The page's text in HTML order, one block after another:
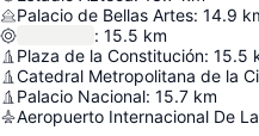
Palacio de Bellas Artes: 14.9
: 15.5 km
Plaza de la Constitución: 15.5
Catedral Metropolitana de la
Palacio Nacional: 15.7 km
Aeropuerto Internacional De